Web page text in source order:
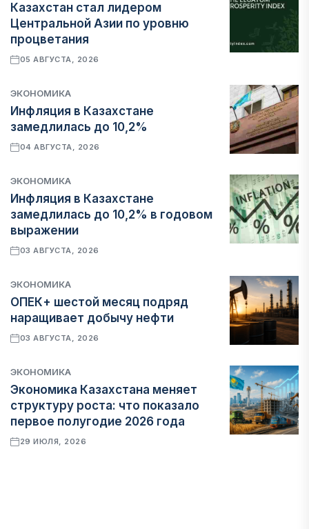
Казахстан стал лидером
Центральной Азии по уровню
процветания
05 АВГУСТА, 2026
ЭКОНОМИКА
Инфляция в Казахстане
замедлилась до 10,2%
04 АВГУСТА, 2026
ЭКОНОМИКА
Инфляция в Казахстане
замедлилась до 10,2% в годовом
выражении
03 АВГУСТА, 2026
ЭКОНОМИКА
ОПЕК+ шестой месяц подряд
наращивает добычу нефти
03 АВГУСТА, 2026
ЭКОНОМИКА
Экономика Казахстана меняет
структуру роста: что показало
первое полугодие 2026 года
29 ИЮЛЯ, 2026